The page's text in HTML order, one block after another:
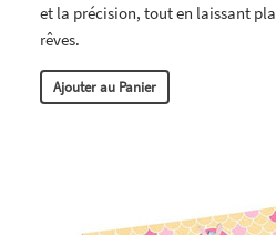
et la précision, tout en laissant
rêves.
Ajouter au Panier